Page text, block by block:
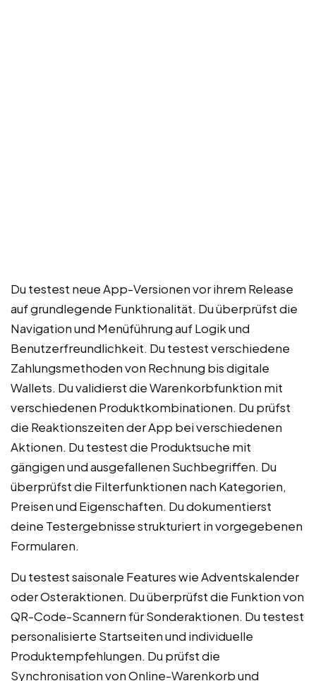
Du testest neue App-Versionen vor ihrem Release
auf grundlegende Funktionalität. Du überprüfst die
Navigation und Menüführung auf Logik und
Benutzerfreundlichkeit. Du testest verschiedene
Zahlungsmethoden von Rechnung bis digitale
Wallets. Du validierst die Warenkorbfunktion mit
verschiedenen Produktkombinationen. Du prüfst
die Reaktionszeiten der App bei verschiedenen
Aktionen. Du testest die Produktsuche mit
gängigen und ausgefallenen Suchbegriffen. Du
überprüfst die Filterfunktionen nach Kategorien,
Preisen und Eigenschaften. Du dokumentierst
deine Testergebnisse strukturiert in vorgegebenen
Formularen.
Du testest saisonale Features wie Adventskalender
oder Osteraktionen. Du überprüfst die Funktion von
QR-Code-Scannern für Sonderaktionen. Du testest
personalisierte Startseiten und individuelle
Produktempfehlungen. Du prüfst die
Synchronisation von Online-Warenkorb und